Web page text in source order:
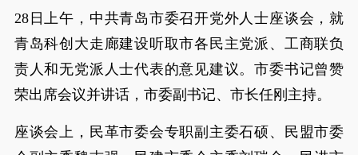
28日上午，中共青岛市委召开党外人士座谈会，就
青岛科创大走廊建设听取市各民主党派、工商联负
责人和无党派人士代表的意见建议。市委书记曾赞
荣出席会议并讲话，市委副书记、市长任刚主持。
座谈会上，民革市委会专职副主委石硕、民盟市委